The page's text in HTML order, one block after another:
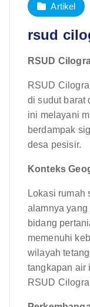
Artikel
rsud
RSUD
RSUD
di sudut barat
ini melayani
berdampak
desa pesisir.
Konteks
Lokasi rumah
alamnya
bidang
memenuhi
wilayah
tangkapan air
RSUD